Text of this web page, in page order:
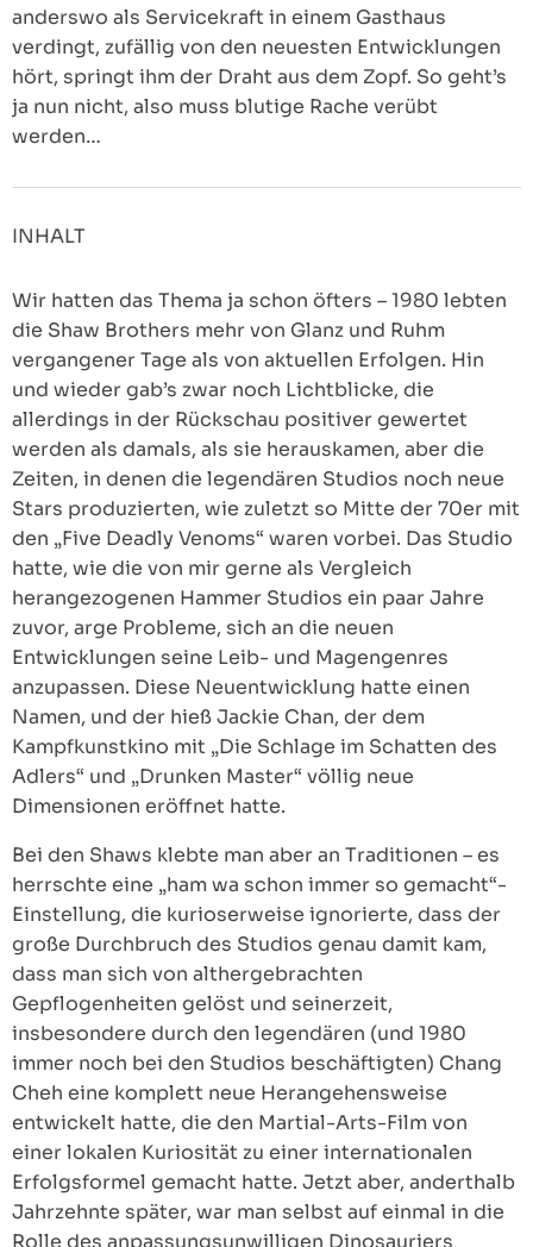
anderswo als Servicekraft in einem Gasthaus
verdingt, zufällig von den neuesten Entwicklungen
hört, springt ihm der Draht aus dem Zopf. So geht’s
ja nun nicht, also muss blutige Rache verübt
werden…
INHALT
Wir hatten das Thema ja schon öfters – 1980 lebten
die Shaw Brothers mehr von Glanz und Ruhm
vergangener Tage als von aktuellen Erfolgen. Hin
und wieder gab’s zwar noch Lichtblicke, die
allerdings in der Rückschau positiver gewertet
werden als damals, als sie herauskamen, aber die
Zeiten, in denen die legendären Studios noch neue
Stars produzierten, wie zuletzt so Mitte der 70er mit
den „Five Deadly Venoms“ waren vorbei. Das Studio
hatte, wie die von mir gerne als Vergleich
herangezogenen Hammer Studios ein paar Jahre
zuvor, arge Probleme, sich an die neuen
Entwicklungen seine Leib- und Magengenres
anzupassen. Diese Neuentwicklung hatte einen
Namen, und der hieß Jackie Chan, der dem
Kampfkunstkino mit „Die Schlage im Schatten des
Adlers“ und „Drunken Master“ völlig neue
Dimensionen eröffnet hatte.
Bei den Shaws klebte man aber an Traditionen – es
herrschte eine „ham wa schon immer so gemacht“-
Einstellung, die kurioserweise ignorierte, dass der
große Durchbruch des Studios genau damit kam,
dass man sich von althergebrachten
Gepflogenheiten gelöst und seinerzeit,
insbesondere durch den legendären (und 1980
immer noch bei den Studios beschäftigten) Chang
Cheh eine komplett neue Herangehensweise
entwickelt hatte, die den Martial-Arts-Film von
einer lokalen Kuriosität zu einer internationalen
Erfolgsformel gemacht hatte. Jetzt aber, anderthalb
Jahrzehnte später, war man selbst auf einmal in die
Rolle des anpassungsunwilligen Dinosauriers